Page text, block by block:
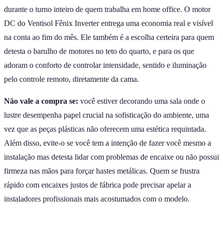
durante o turno inteiro de quem trabalha em home office. O motor
DC do Ventisol Fênix Inverter entrega uma economia real e visível
na conta ao fim do mês. Ele também é a escolha certeira para quem
detesta o barulho de motores no teto do quarto, e para os que
adoram o conforto de controlar intensidade, sentido e iluminação
pelo controle remoto, diretamente da cama.
Não vale a compra se: você estiver decorando uma sala onde o
lustre desempenha papel crucial na sofisticação do ambiente, uma
vez que as peças plásticas não oferecem uma estética requintada.
Além disso, evite-o se você tem a intenção de fazer você mesmo a
instalação mas detesta lidar com problemas de encaixe ou não possui
firmeza nas mãos para forçar hastes metálicas. Quem se frustra
rápido com encaixes justos de fábrica pode precisar apelar a
instaladores profissionais mais acostumados com o modelo.